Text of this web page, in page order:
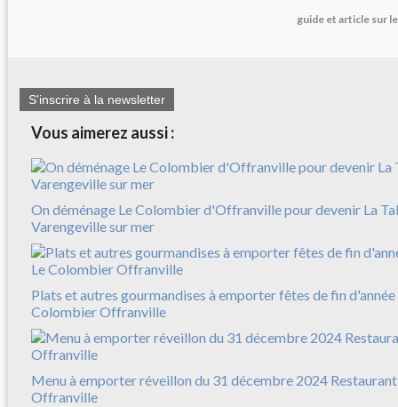
guide et article sur
S'inscrire à la newsletter
Vous aimerez aussi :
On déménage Le Colombier d'Offranville pour devenir La
Varengeville sur mer
Plats et autres gourmandises à emporter fêtes de fin
Colombier Offranville
Menu à emporter réveillon du 31 décembre 2024
Offranville